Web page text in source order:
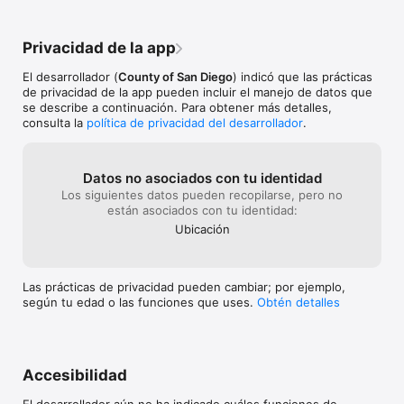
Privacidad de la app
El desarrollador (County of San Diego) indicó que las prácticas
de privacidad de la app pueden incluir el manejo de datos que
se describe a continuación. Para obtener más detalles,
consulta la política de privacidad del desarrollador.
Datos no asociados con tu identidad
Los siguientes datos pueden recopilarse, pero no
están asociados con tu identidad:
Ubicación
Las prácticas de privacidad pueden cambiar; por ejemplo,
según tu edad o las funciones que uses. Obtén detalles
Accesibilidad